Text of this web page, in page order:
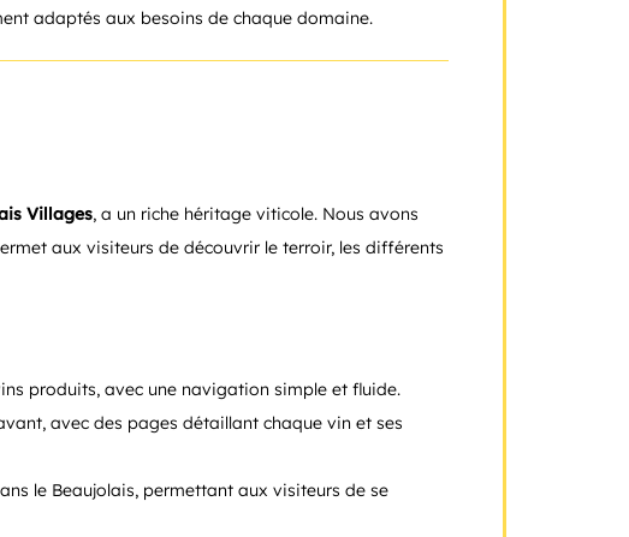
adaptés aux besoins de chaque domaine.
Villages, a un riche héritage viticole. Nous avons
aux visiteurs de découvrir le terroir, les différents
produits, avec une navigation simple et fluide.
avec des pages détaillant chaque vin et ses
le Beaujolais, permettant aux visiteurs de se